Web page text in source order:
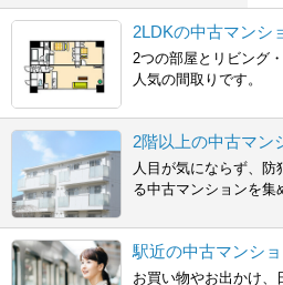
2LDKの中古マンシ
2つの部屋とリビング
人気の間取りです。
2階以上の中古マン
人目が気にならず、防
る中古マンションを集
駅近の中古マンシ
お買い物やお出かけ、